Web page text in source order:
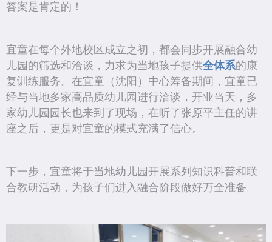
答案是肯定的！
宜童在每个外地校区成立之初，都会同步开展融合幼
儿园的筛选和洽谈，力求为当地孩子提供全体系的康
复训练服务。在宜童（沈阳）中心筹备期间，宜童已
经与当地多家高品质幼儿园进行洽谈，开业当天，多
家幼儿园园长也来到了现场，在听了张原平主任的讲
座之后，更是对宜童的模式充满了信心。
下一步，宜童将于当地幼儿园开展系列知识科普和联
合教研活动，为孩子们进入融合阶段做好万全准备。